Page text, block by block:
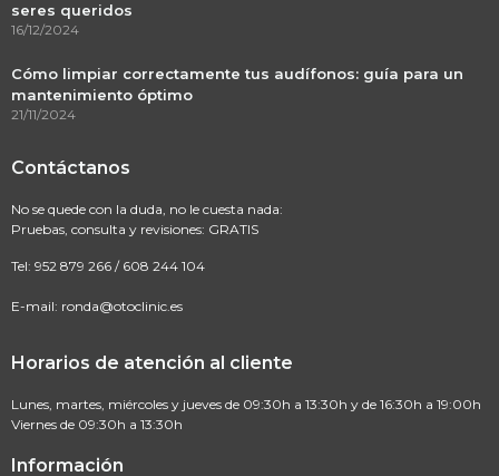
seres queridos
16/12/2024
Cómo limpiar correctamente tus audífonos: guía para un
mantenimiento óptimo
21/11/2024
Contáctanos
No se quede con la duda, no le cuesta nada:
Pruebas, consulta y revisiones: GRATIS
Tel: 952 879 266 / 608 244 104
E-mail: ronda@otoclinic.es
Horarios de atención al cliente
Lunes, martes, miércoles y jueves de 09:30h a 13:30h y de 16:30h a 19:00h
Viernes de 09:30h a 13:30h
Información